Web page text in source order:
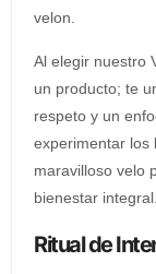
velon.
Al elegir nuestro
un producto; te
respeto y un
experimentar los
maravilloso velo
bienestar integral.
Ritual de